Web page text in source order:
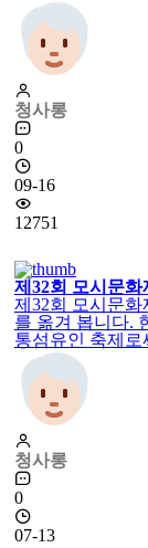
청사롱
0
09-16
12751
제32회 모시문화
제32회 모시문화
를 옮겨 봅니다.
통섬유인 축제로
청사롱
0
07-13